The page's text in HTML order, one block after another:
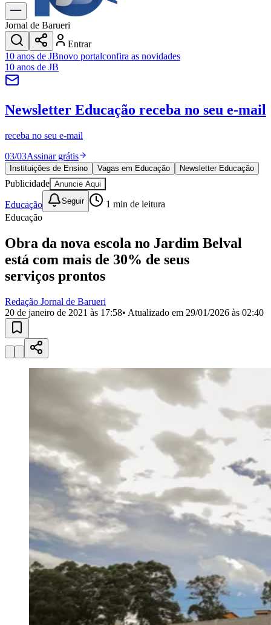
Dia a Dia & Lazer
Transportes
Gastronomia
Cinema & Shows
JogosNovo
Para Sua Empresa
Anuncie no Portal
Cadastrar Empresa
Divulgar Vagas
Publicidade Legal
Política
Eleições
Esportes
Saúde
Segurança
Cultura
Obras
Educação
Bairros de Barueri
Selecione sua região Para notícias da sua região
JubranBelval
Vista Califórnia
RegiãoCotia
MilitarItapeviJandiraJardim AudirJardim BelvalJardim
Jardim
Jardim Graziela Jardim Iracema
Jardim Maria Cristina Jardim Maria Helena
Jardim
Jardim Paulista
Jardim São
Jardim São Silvestre
Jardim Tupanci Mutinga Nova AldeinhaOsasco
Parque dos
CamargosParque Imperial Parque Santa Luzia Parque VianaPirapora
do Bom JesusRecanto PhrynéaSantana de
SilveiraTamboré Vale do SolVila Barros Vila Boa VistaVila
Vila Engenho Novo Vila Márcia
Vila Nossa Sra. da
Vila Porto Votupoca
Para Sua Empresa
Anuncie no Portal
Guia de Empresas
Divulgar VagasNovo
Publicidade Legal
Negócios Regionais
Turismo
Segurança Regional
Hospitais Estaduais
Parques & Represas
Jornal de Barueri
Entrar
10 anos de JBnovo portalconfira as novidades
10 anos de JB
Newsletter Educação receba no seu e-mail
receba no seu e-mail
03/03Assinar grátis
Instituições de Ensino Vagas em Educação Newsletter Educação
Publicidade Anuncie Aqui
Educação Seguir 1 min de leitura
Educação
Obra da nova escola no Jardim Belval
está com mais de 30% de seus
serviços prontos
Redação Jornal de Barueri
20 de janeiro de 2021 às 17:58• Atualizado em 29/01/2026 às 02:40